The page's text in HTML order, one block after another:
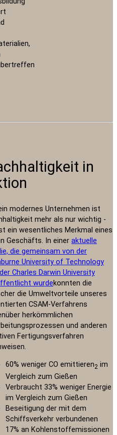
in
modernes Unternehmen ist
mehr als nur wichtig -
ein wesentliches Merkmal eines
Geschäfts. In einer aktuelle
die gemeinsam von der
University of Technology
Charles Darwin University
wurdekonnten die
die Umweltvorteile unseres
CSAM-Verfahrens
herkömmlichen
und anderen
Fertigungsverfahren
60% weniger CO emittieren2 im
Vergleich zum Gießen
Verbraucht 33% weniger Energie
im Vergleich zum Gießen
Beseitigung der mit dem
Schiffsverkehr verbundenen
17% an Kohlenstoffemissionen